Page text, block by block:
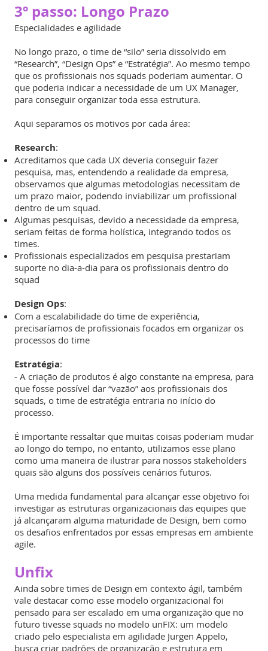
3º passo: Longo Prazo
Especialidades e agilidade
No longo prazo, o time de “silo” seria dissolvido em
“Research”, “Design Ops” e “Estratégia”. Ao mesmo tempo
que os profissionais nos squads poderiam aumentar. O
que poderia indicar a necessidade de um UX Manager,
para conseguir organizar toda essa estrutura.
Aqui separamos os motivos por cada área:
Research:
Acreditamos que cada UX deveria conseguir fazer
pesquisa, mas, entendendo a realidade da empresa,
observamos que algumas metodologias necessitam de
um prazo maior, podendo inviabilizar um profissional
dentro de um squad.
Algumas pesquisas, devido a necessidade da empresa,
seriam feitas de forma holística, integrando todos os
times.
Profissionais especializados em pesquisa prestariam
suporte no dia-a-dia para os profissionais dentro do
squad
Design Ops:
Com a escalabilidade do time de experiência,
precisaríamos de profissionais focados em organizar os
processos do time
Estratégia:
- A criação de produtos é algo constante na empresa, para
que fosse possível dar “vazão” aos profissionais dos
squads, o time de estratégia entraria no início do
processo.
É importante ressaltar que muitas coisas poderiam mudar
ao longo do tempo, no entanto, utilizamos esse plano
como uma maneira de ilustrar para nossos stakeholders
quais são alguns dos possíveis cenários futuros.
Uma medida fundamental para alcançar esse objetivo foi
investigar as estruturas organizacionais das equipes que
já alcançaram alguma maturidade de Design, bem como
os desafios enfrentados por essas empresas em ambiente
agile.
Unfix
Ainda sobre times de Design em contexto ágil, também
vale destacar como esse modelo organizacional foi
pensado para ser escalado em uma organização que no
futuro tivesse squads no modelo unFIX: um modelo
criado pelo especialista em agilidade Jurgen Appelo,
busca criar padrões de organização e estrutura em